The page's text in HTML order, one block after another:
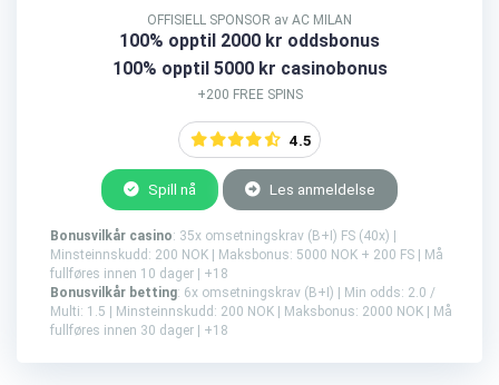
OFFISIELL SPONSOR av AC MILAN
100% opptil 2000 kr oddsbonus
100% opptil 5000 kr casinobonus
+200 FREE SPINS
4.5
Spill nå Les anmeldelse
Bonusvilkår casino: 35x omsetningskrav (B+I) FS (40x) |
Minsteinnskudd: 200 NOK | Maksbonus: 5000 NOK + 200 FS | Må
fullføres innen 10 dager | +18
Bonusvilkår betting: 6x omsetningskrav (B+I) | Min odds: 2.0 /
Multi: 1.5 | Minsteinnskudd: 200 NOK | Maksbonus: 2000 NOK | Må
fullføres innen 30 dager | +18